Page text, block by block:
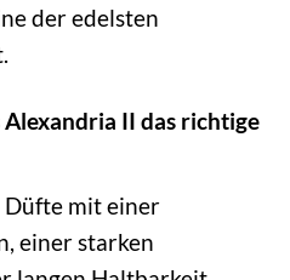
der edelsten
Alexandria II das richtige
Düfte mit einer
einer starken